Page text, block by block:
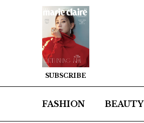
SUBSCRIBE
FASHION BEAUTY